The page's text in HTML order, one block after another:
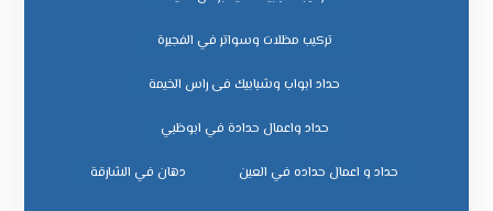
تركيب مظلات وسواتر في الفجيرة
حداد ابواب وشبابيك فى راس الخيمة
حداد واعمال حدادة في ابوظبي
حداد و اعمال حداده في العين دهان في الشارقة